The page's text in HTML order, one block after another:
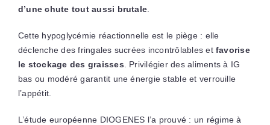
d’une chute tout aussi brutale
Cette hypoglycémie réactionnelle est le piège : elle
déclenche des fringales sucrées incontrôlables et favorise
le stockage des graisses . Privilégier des aliments à IG
bas ou modéré garantit une énergie stable et verrouille
l’appétit.
L’étude européenne DIOGENES l’a prouvé : un régime à